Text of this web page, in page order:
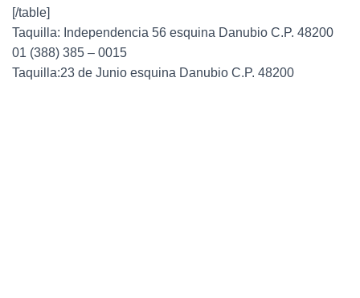
[/table]
Taquilla: Independencia 56 esquina Danubio C.P. 48200
01 (388) 385 – 0015
Taquilla:23 de Junio esquina Danubio C.P. 48200